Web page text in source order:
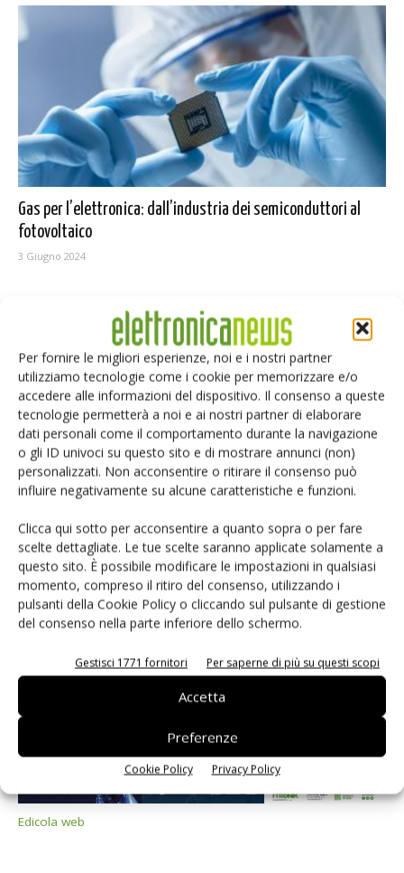
Per fornire le migliori esperienze, noi e i nostri partner
utilizziamo tecnologie come i cookie per memorizzare e/o
accedere alle informazioni del dispositivo. Il consenso a queste
tecnologie permetterà a noi e ai nostri partner di elaborare
dati personali come il comportamento durante la navigazione
o gli ID univoci su questo sito e di mostrare annunci (non)
personalizzati. Non acconsentire o ritirare il consenso può
influire negativamente su alcune caratteristiche e funzioni.
Clicca qui sotto per acconsentire a quanto sopra o per fare
scelte dettagliate. Le tue scelte saranno applicate solamente a
questo sito. È possibile modificare le impostazioni in qualsiasi
momento, compreso il ritiro del consenso, utilizzando i
pulsanti della Cookie Policy o cliccando sul pulsante di gestione
del consenso nella parte inferiore dello schermo.
Gestisci 1771 fornitori Per saperne di più su questi scopi
Accetta
Preferenze
Cookie Policy Privacy Policy
Gas per l’elettronica: dall’industria dei semiconduttori al
fotovoltaico
3 Giugno 2024
Selezione di elettronica
Edicola web
PCB Magazine
Edicola web